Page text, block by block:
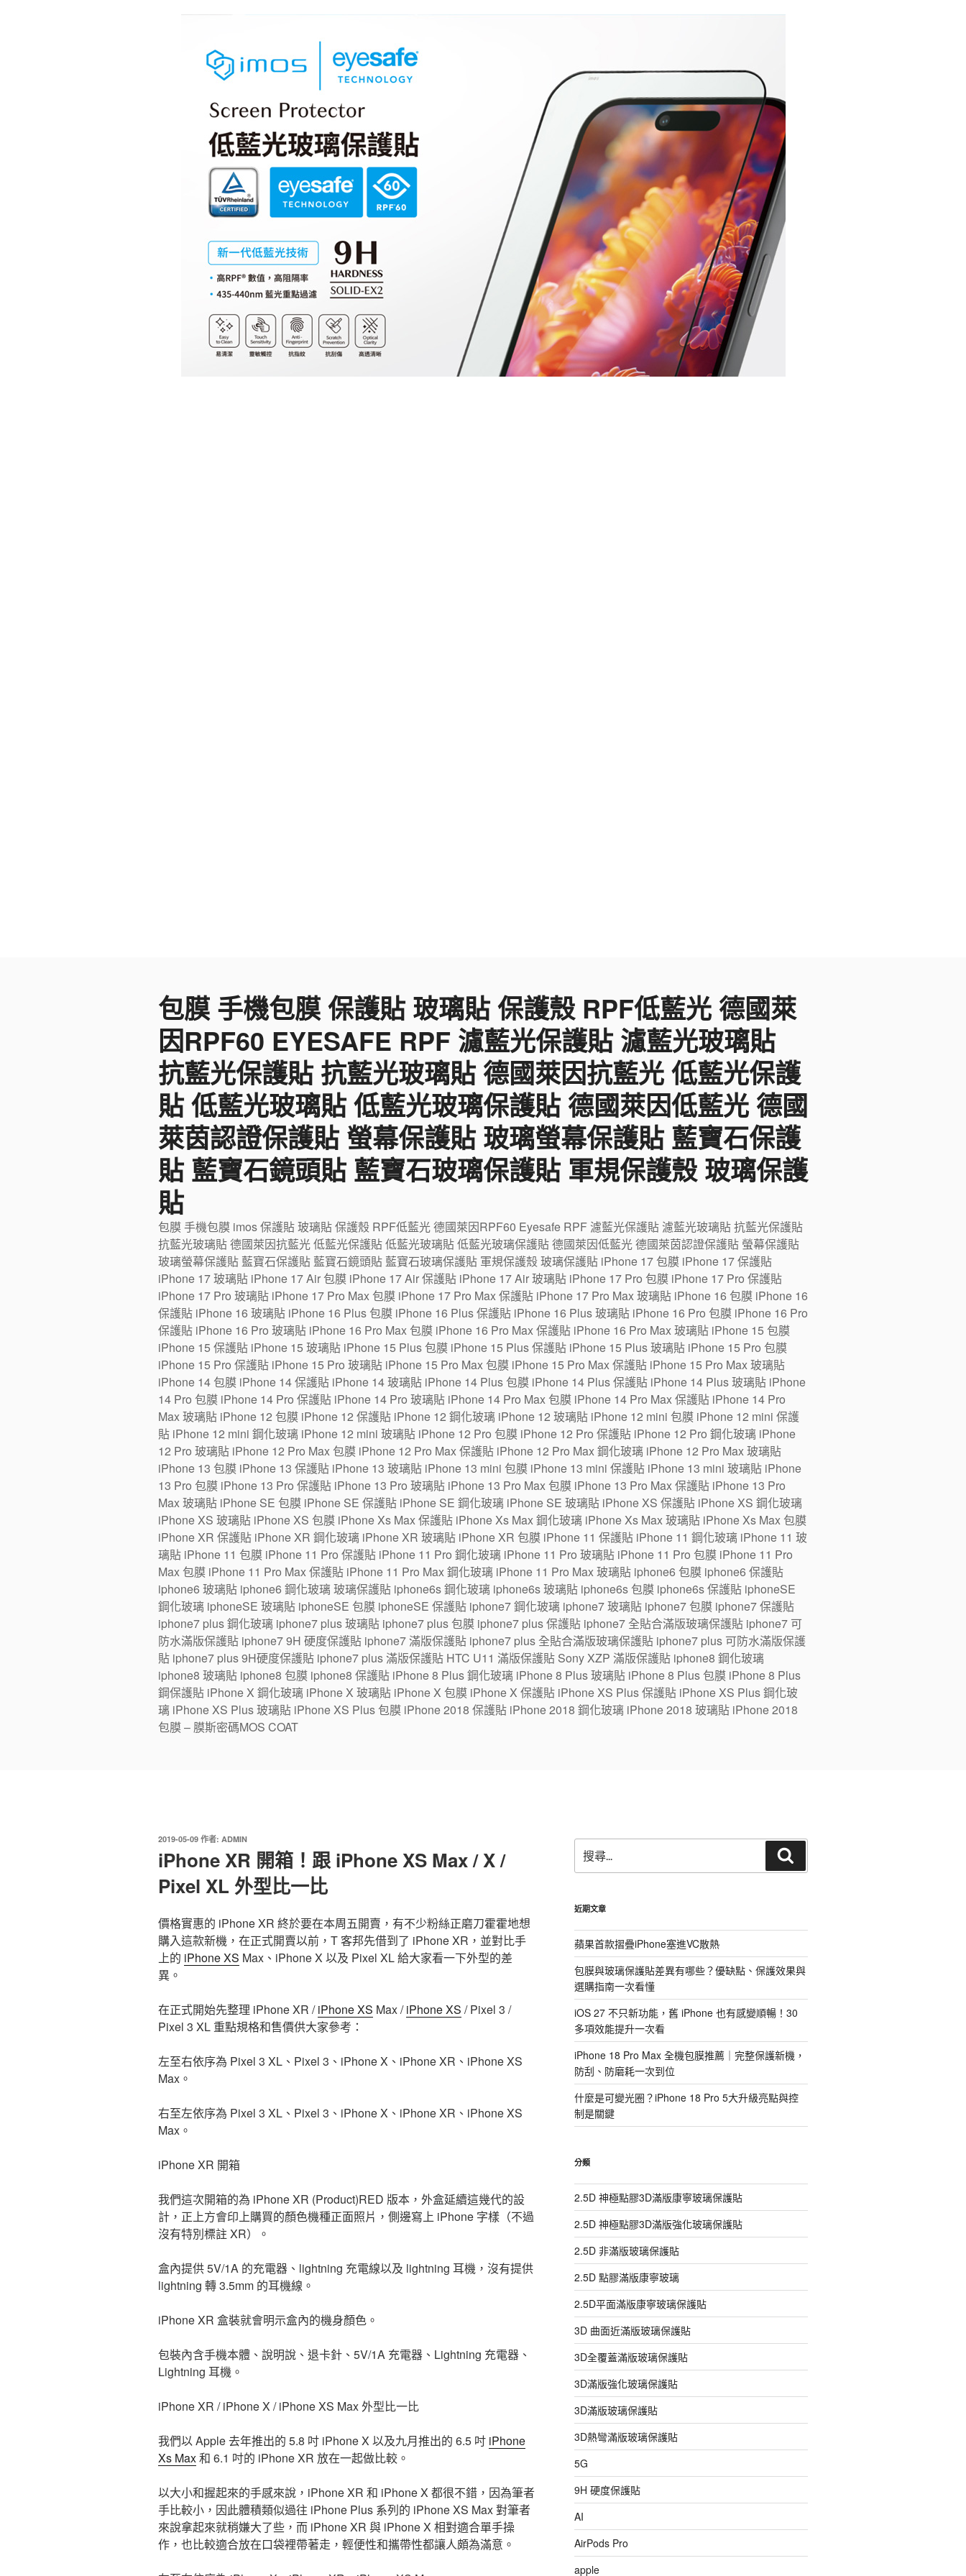
包膜 手機包膜 保護貼 玻璃貼 保護殼 RPF低藍光 德國萊
因RPF60 EYESAFE RPF 濾藍光保護貼 濾藍光玻璃貼
抗藍光保護貼 抗藍光玻璃貼 德國萊因抗藍光 低藍光保護
貼 低藍光玻璃貼 低藍光玻璃保護貼 德國萊因低藍光 德國
萊茵認證保護貼 螢幕保護貼 玻璃螢幕保護貼 藍寶石保護
貼 藍寶石鏡頭貼 藍寶石玻璃保護貼 軍規保護殼 玻璃保護
貼
包膜 手機包膜 imos 保護貼 玻璃貼 保護殼 RPF低藍光 德國萊因RPF60 Eyesafe RPF 濾藍光保護貼 濾藍光玻璃貼 抗藍光保護貼
抗藍光玻璃貼 德國萊因抗藍光 低藍光保護貼 低藍光玻璃貼 低藍光玻璃保護貼 德國萊因低藍光 德國萊茵認證保護貼 螢幕保護貼
玻璃螢幕保護貼 藍寶石保護貼 藍寶石鏡頭貼 藍寶石玻璃保護貼 軍規保護殼 玻璃保護貼 iPhone 17 包膜 iPhone 17 保護貼
iPhone 17 玻璃貼 iPhone 17 Air 包膜 iPhone 17 Air 保護貼 iPhone 17 Air 玻璃貼 iPhone 17 Pro 包膜 iPhone 17 Pro 保護貼
iPhone 17 Pro 玻璃貼 iPhone 17 Pro Max 包膜 iPhone 17 Pro Max 保護貼 iPhone 17 Pro Max 玻璃貼 iPhone 16 包膜 iPhone 16
保護貼 iPhone 16 玻璃貼 iPhone 16 Plus 包膜 iPhone 16 Plus 保護貼 iPhone 16 Plus 玻璃貼 iPhone 16 Pro 包膜 iPhone 16 Pro
保護貼 iPhone 16 Pro 玻璃貼 iPhone 16 Pro Max 包膜 iPhone 16 Pro Max 保護貼 iPhone 16 Pro Max 玻璃貼 iPhone 15 包膜
iPhone 15 保護貼 iPhone 15 玻璃貼 iPhone 15 Plus 包膜 iPhone 15 Plus 保護貼 iPhone 15 Plus 玻璃貼 iPhone 15 Pro 包膜
iPhone 15 Pro 保護貼 iPhone 15 Pro 玻璃貼 iPhone 15 Pro Max 包膜 iPhone 15 Pro Max 保護貼 iPhone 15 Pro Max 玻璃貼
iPhone 14 包膜 iPhone 14 保護貼 iPhone 14 玻璃貼 iPhone 14 Plus 包膜 iPhone 14 Plus 保護貼 iPhone 14 Plus 玻璃貼 iPhone
14 Pro 包膜 iPhone 14 Pro 保護貼 iPhone 14 Pro 玻璃貼 iPhone 14 Pro Max 包膜 iPhone 14 Pro Max 保護貼 iPhone 14 Pro
Max 玻璃貼 iPhone 12 包膜 iPhone 12 保護貼 iPhone 12 鋼化玻璃 iPhone 12 玻璃貼 iPhone 12 mini 包膜 iPhone 12 mini 保護
貼 iPhone 12 mini 鋼化玻璃 iPhone 12 mini 玻璃貼 iPhone 12 Pro 包膜 iPhone 12 Pro 保護貼 iPhone 12 Pro 鋼化玻璃 iPhone
12 Pro 玻璃貼 iPhone 12 Pro Max 包膜 iPhone 12 Pro Max 保護貼 iPhone 12 Pro Max 鋼化玻璃 iPhone 12 Pro Max 玻璃貼
iPhone 13 包膜 iPhone 13 保護貼 iPhone 13 玻璃貼 iPhone 13 mini 包膜 iPhone 13 mini 保護貼 iPhone 13 mini 玻璃貼 iPhone
13 Pro 包膜 iPhone 13 Pro 保護貼 iPhone 13 Pro 玻璃貼 iPhone 13 Pro Max 包膜 iPhone 13 Pro Max 保護貼 iPhone 13 Pro
Max 玻璃貼 iPhone SE 包膜 iPhone SE 保護貼 iPhone SE 鋼化玻璃 iPhone SE 玻璃貼 iPhone XS 保護貼 iPhone XS 鋼化玻璃
iPhone XS 玻璃貼 iPhone XS 包膜 iPhone Xs Max 保護貼 iPhone Xs Max 鋼化玻璃 iPhone Xs Max 玻璃貼 iPhone Xs Max 包膜
iPhone XR 保護貼 iPhone XR 鋼化玻璃 iPhone XR 玻璃貼 iPhone XR 包膜 iPhone 11 保護貼 iPhone 11 鋼化玻璃 iPhone 11 玻
璃貼 iPhone 11 包膜 iPhone 11 Pro 保護貼 iPhone 11 Pro 鋼化玻璃 iPhone 11 Pro 玻璃貼 iPhone 11 Pro 包膜 iPhone 11 Pro
Max 包膜 iPhone 11 Pro Max 保護貼 iPhone 11 Pro Max 鋼化玻璃 iPhone 11 Pro Max 玻璃貼 iphone6 包膜 iphone6 保護貼
iphone6 玻璃貼 iphone6 鋼化玻璃 玻璃保護貼 iphone6s 鋼化玻璃 iphone6s 玻璃貼 iphone6s 包膜 iphone6s 保護貼 iphoneSE
鋼化玻璃 iphoneSE 玻璃貼 iphoneSE 包膜 iphoneSE 保護貼 iphone7 鋼化玻璃 iphone7 玻璃貼 iphone7 包膜 iphone7 保護貼
iphone7 plus 鋼化玻璃 iphone7 plus 玻璃貼 iphone7 plus 包膜 iphone7 plus 保護貼 iphone7 全貼合滿版玻璃保護貼 iphone7 可
防水滿版保護貼 iphone7 9H 硬度保護貼 iphone7 滿版保護貼 iphone7 plus 全貼合滿版玻璃保護貼 iphone7 plus 可防水滿版保護
貼 iphone7 plus 9H硬度保護貼 iphone7 plus 滿版保護貼 HTC U11 滿版保護貼 Sony XZP 滿版保護貼 iphone8 鋼化玻璃
iphone8 玻璃貼 iphone8 包膜 iphone8 保護貼 iPhone 8 Plus 鋼化玻璃 iPhone 8 Plus 玻璃貼 iPhone 8 Plus 包膜 iPhone 8 Plus
鋼保護貼 iPhone X 鋼化玻璃 iPhone X 玻璃貼 iPhone X 包膜 iPhone X 保護貼 iPhone XS Plus 保護貼 iPhone XS Plus 鋼化玻
璃 iPhone XS Plus 玻璃貼 iPhone XS Plus 包膜 iPhone 2018 保護貼 iPhone 2018 鋼化玻璃 iPhone 2018 玻璃貼 iPhone 2018
包膜 – 膜斯密碼MOS COAT
發
2019-05-09 作者: ADMIN
iPhone XR 開箱！跟 iPhone XS Max / X /
Pixel XL 外型比一比
價格實惠的 iPhone XR 終於要在本周五開賣，有不少粉絲正磨刀霍霍地想
購入這款新機，在正式開賣以前，T 客邦先借到了 iPhone XR，並對比手
上的 iPhone XS Max、iPhone X 以及 Pixel XL 給大家看一下外型的差
異。
在正式開始先整理 iPhone XR /iPhone XS Max /iPhone XS / Pixel 3 /
Pixel 3 XL 重點規格和售價供大家參考：
左至右依序為 Pixel 3 XL、Pixel 3、iPhone X、iPhone XR、iPhone XS
Max。
右至左依序為 Pixel 3 XL、Pixel 3、iPhone X、iPhone XR、iPhone XS
Max。
iPhone XR 開箱
我們這次開箱的為 iPhone XR (Product)RED 版本，外盒延續這幾代的設
計，正上方會印上購買的顏色機種正面照片，側邊寫上 iPhone 字樣（不過
沒有特別標註 XR）。
盒內提供 5V/1A 的充電器、lightning 充電線以及 lightning 耳機，沒有提供
lightning 轉 3.5mm 的耳機線。
iPhone XR 盒裝就會明示盒內的機身顏色。
包裝內含手機本體、說明說、退卡針、5V/1A 充電器、Lightning 充電器、
Lightning 耳機。
iPhone XR / iPhone X / iPhone XS Max 外型比一比
我們以 Apple 去年推出的 5.8 吋 iPhone X 以及九月推出的 6.5 吋 iPhone
Xs Max和 6.1 吋的 iPhone XR 放在一起做比較。
以大小和握起來的手感來說，iPhone XR 和 iPhone X 都很不錯，因為筆者
手比較小，因此體積類似過往 iPhone Plus 系列的 iPhone XS Max 對筆者
來說拿起來就稍嫌大了些，而 iPhone XR 與 iPhone X 相對適合單手操
作，也比較適合放在口袋裡帶著走，輕便性和攜帶性都讓人頗為滿意。
尋
關
字:
尋
近期文章
蘋果首款摺疊iPhone塞進VC散熱
包膜與玻璃保護貼差異有哪些？優缺點、保護效果與
選購指南一次看懂
iOS 27 不只新功能，舊 iPhone 也有感變順暢！30
多項效能提升一次看
iPhone 18 Pro Max 全機包膜推薦｜完整保護新機，
防刮、防磨耗一次到位
什麼是可變光圈？iPhone 18 Pro 5大升級亮點與控
制是關鍵
分類
2.5D 神極點膠3D滿版康寧玻璃保護貼
2.5D 神極點膠3D滿版強化玻璃保護貼
2.5D 非滿版玻璃保護貼
2.5D 點膠滿版康寧玻璃
2.5D平面滿版康寧玻璃保護貼
3D 曲面近滿版玻璃保護貼
3D全覆蓋滿版玻璃保護貼
3D滿版強化玻璃保護貼
3D滿版玻璃保護貼
3D熱彎滿版玻璃保護貼
5G
9H 硬度保護貼
AI
AirPods Pro
apple